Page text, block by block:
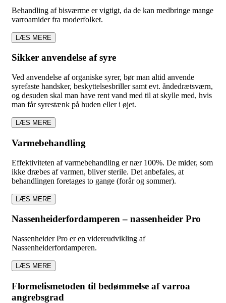
Behandling af bisværme er vigtigt, da de kan medbringe mange
varroamider fra moderfolket.
LÆS MERE
Sikker anvendelse af syre
Ved anvendelse af organiske syrer, bør man altid anvende
syrefaste handsker, beskyttelsesbriller samt evt. åndedrætsværn,
og desuden skal man have rent vand med til at skylle med, hvis
man får syrestænk på huden eller i øjet.
LÆS MERE
Varmebehandling
Effektiviteten af varmebehandling er nær 100%. De mider, som
ikke dræbes af varmen, bliver sterile. Det anbefales, at
behandlingen foretages to gange (forår og sommer).
LÆS MERE
Nassenheiderfordamperen – nassenheider Pro
Nassenheider Pro er en videreudvikling af
Nassenheiderfordamperen.
LÆS MERE
Flormelismetoden til bedømmelse af varroa
angrebsgrad